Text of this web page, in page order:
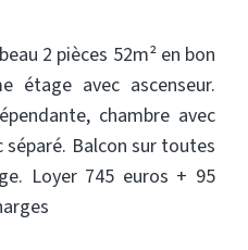
2 pièces 52m² en bon
étage avec ascenseur.
chambre avec
séparé. Balcon sur toutes
Loyer 745 euros + 95